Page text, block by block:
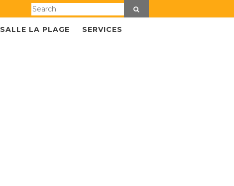
SALLE LA PLAGE
SERVICES